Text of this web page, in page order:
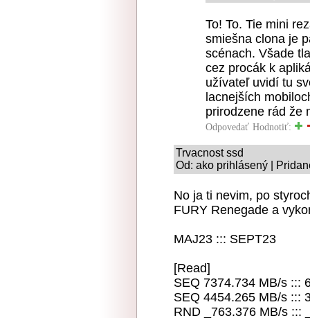
To! To. Tie mini
smiešna clona je
scénach. Všade
cez procák k
užívateľ uvidí tu
lacnejších
prirodzene rád že
Odpovedať Hodnotiť:
Trvacnost ssd
Od: ako prihlásený |
No ja ti nevim, po
FURY Renegade a
MAJ23 ::: SEPT23
[Read]
SEQ 7374.734 MB/s :::
SEQ 4454.265 MB/s :::
RND _763.376 MB/s :::